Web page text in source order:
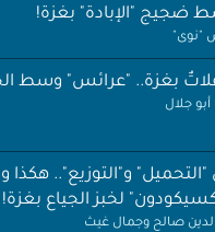
ضجيج "الإبادة" بغزة!
"نوى"
بغزة.. "عرائس" وسط
جلال
"التحميل" و"التوزيع"..
لخبز الجياع بغزة!
الدين صالح وجمال غيث